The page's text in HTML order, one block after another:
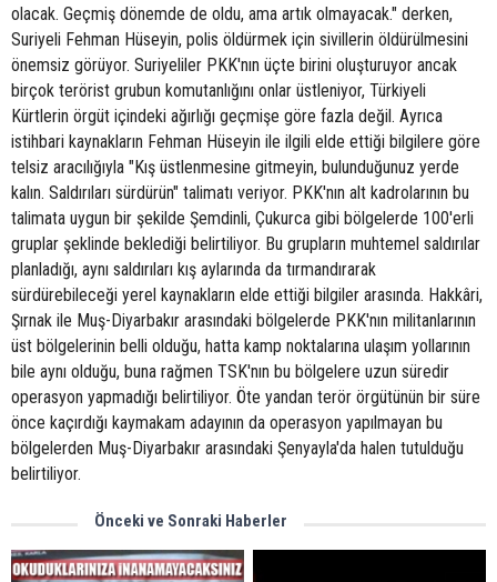
olacak. Geçmiş dönemde de oldu, ama artık olmayacak." derken,
Suriyeli Fehman Hüseyin, polis öldürmek için sivillerin öldürülmesini
önemsiz görüyor. Suriyeliler PKK'nın üçte birini oluşturuyor ancak
birçok terörist grubun komutanlığını onlar üstleniyor, Türkiyeli
Kürtlerin örgüt içindeki ağırlığı geçmişe göre fazla değil. Ayrıca
istihbari kaynakların Fehman Hüseyin ile ilgili elde ettiği bilgilere göre
telsiz aracılığıyla "Kış üstlenmesine gitmeyin, bulunduğunuz yerde
kalın. Saldırıları sürdürün" talimatı veriyor. PKK'nın alt kadrolarının bu
talimata uygun bir şekilde Şemdinli, Çukurca gibi bölgelerde 100'erli
gruplar şeklinde beklediği belirtiliyor. Bu grupların muhtemel saldırılar
planladığı, aynı saldırıları kış aylarında da tırmandırarak
sürdürebileceği yerel kaynakların elde ettiği bilgiler arasında. Hakkâri,
Şırnak ile Muş-Diyarbakır arasındaki bölgelerde PKK'nın militanlarının
üst bölgelerinin belli olduğu, hatta kamp noktalarına ulaşım yollarının
bile aynı olduğu, buna rağmen TSK'nın bu bölgelere uzun süredir
operasyon yapmadığı belirtiliyor. Öte yandan terör örgütünün bir süre
önce kaçırdığı kaymakam adayının da operasyon yapılmayan bu
bölgelerden Muş-Diyarbakır arasındaki Şenyayla'da halen tutulduğu
belirtiliyor.
Önceki ve Sonraki Haberler